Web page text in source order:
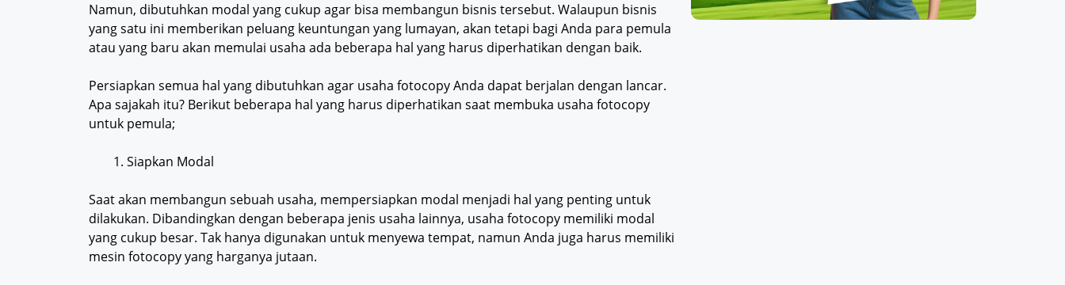
Namun, dibutuhkan modal yang cukup agar bisa membangun bisnis tersebut. Walaupun bisnis
yang satu ini memberikan peluang keuntungan yang lumayan, akan tetapi bagi Anda para pemula
atau yang baru akan memulai usaha ada beberapa hal yang harus diperhatikan dengan baik.
Persiapkan semua hal yang dibutuhkan agar usaha fotocopy Anda dapat berjalan dengan lancar.
Apa sajakah itu? Berikut beberapa hal yang harus diperhatikan saat membuka usaha fotocopy
untuk pemula;
Siapkan Modal
Saat akan membangun sebuah usaha, mempersiapkan modal menjadi hal yang penting untuk
dilakukan. Dibandingkan dengan beberapa jenis usaha lainnya, usaha fotocopy memiliki modal
yang cukup besar. Tak hanya digunakan untuk menyewa tempat, namun Anda juga harus memiliki
mesin fotocopy yang harganya jutaan.